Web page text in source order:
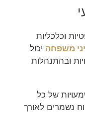
וכלכליות
משפחה יכול
ובהתנהלות
של כל
נשמרים לאורך